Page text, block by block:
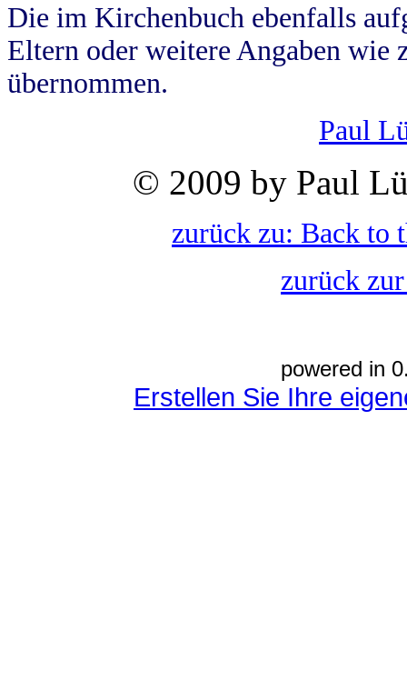
Die im Kirchenbuch ebenfalls
Eltern oder weitere Angaben wie
übernommen.
Paul
© 2009 by Paul
zurück zu: Back to
zurück
powered in
Erstellen Sie Ihre